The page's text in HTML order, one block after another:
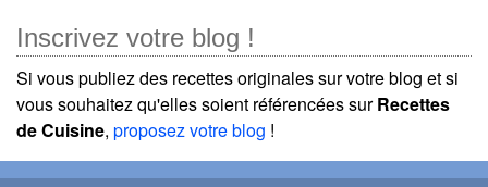
Inscrivez votre blog !
Si vous publiez des recettes originales sur votre blog et si
vous souhaitez qu'elles soient référencées surRecettes
de Cuisine, proposez votre blog !